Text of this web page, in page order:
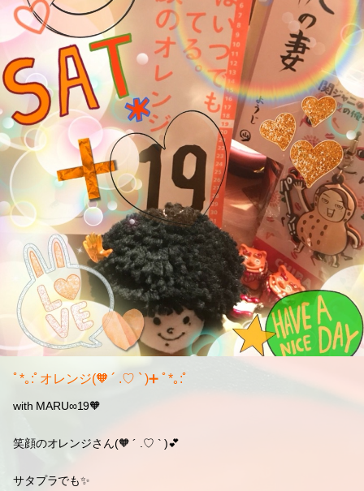
ﾟ*｡:ﾟオレンジ(🧡 ´ .♡ ` )➕ ﾟ*｡:ﾟ
with MARU∞19🧡
笑顔のオレンジさん(🧡 ´ .♡ ` )💕
サタプラでも✨